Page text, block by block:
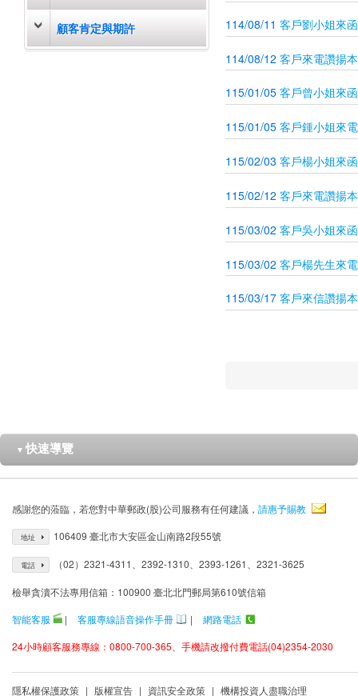
顧客肯定與期許 114/08/11 客戶劉小姐來
114/08/12 客戶來電讚揚
115/01/05 客戶曾小姐來
115/01/05 客戶鍾小姐來
115/02/03 客戶楊小姐來
115/02/12 客戶來電讚揚
115/03/02 客戶吳小姐來
115/03/02 客戶楊先生來
115/03/17 客戶來信讚揚
▼ 快速導覽
感謝您的蒞臨，若您對中華郵政(股)公司服務有任何建議， 請惠予賜教
地址 106409 臺北市大安區金山南路2段55號
電話 （02）2321-4311、2392-1310、2393-1261、2321-3625
檢舉貪瀆不法專用信箱：100900 臺北北門郵局第610號信箱
智能客服
| 客服專線語音操作手冊 |
網路電話
24小時顧客服務專線：0800-700-365、手機請改撥付費電話(04)2354-2030
隱私權保護政策 | 版權宣告 | 資訊安全政策 | 機構投資人盡職治理